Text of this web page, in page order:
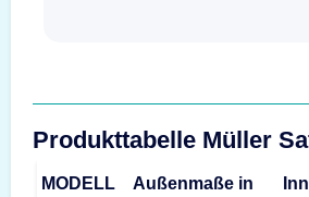
Produkttabelle Müller
MODELL
Außenmaße in